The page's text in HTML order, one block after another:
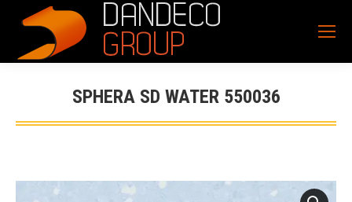
SPHERA SD WATER 550036